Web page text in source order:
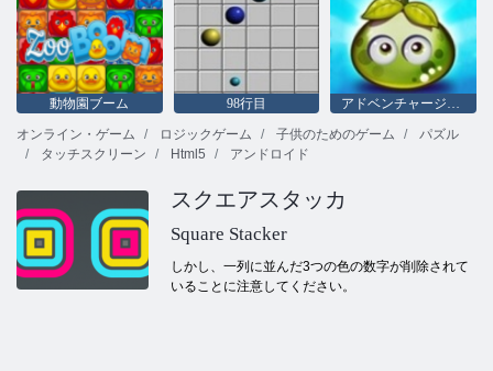
動物園ブーム 98行目
アドベンチャージューシーベリー
オンライン・ゲーム
ロジックゲーム 子供のためのゲーム
パズル
タッチスクリーン
Html5 アンドロイド
スクエアスタッカ
Square Stacker
しかし、一列に並んだ3つの色の数字が削除されて
いることに注意してください。